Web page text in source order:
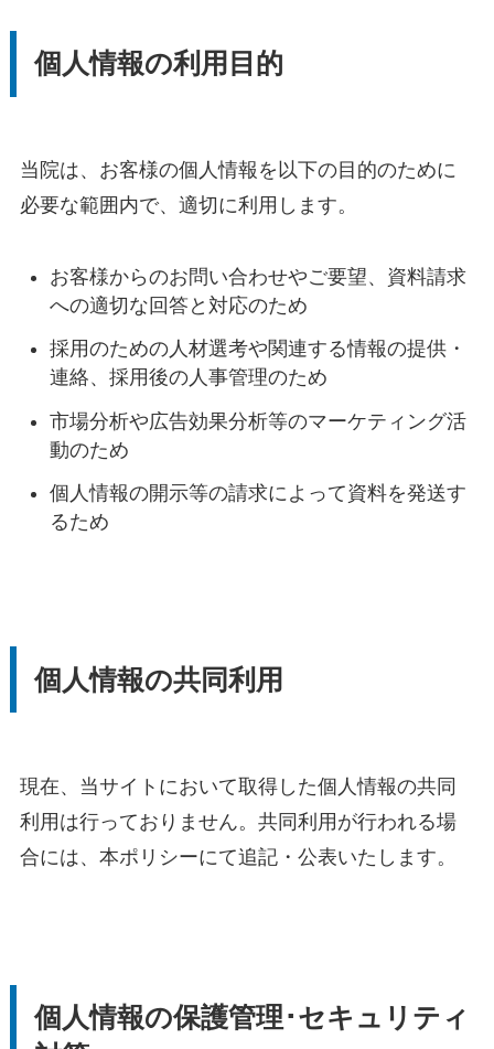
個人情報の利用目的
当院は、お客様の個人情報を以下の目的のために
必要な範囲内で、適切に利用します。
お客様からのお問い合わせやご要望、資料請求
への適切な回答と対応のため
採用のための人材選考や関連する情報の提供・
連絡、採用後の人事管理のため
市場分析や広告効果分析等のマーケティング活
動のため
個人情報の開示等の請求によって資料を発送す
るため
個人情報の共同利用
現在、当サイトにおいて取得した個人情報の共同
利用は行っておりません。共同利用が行われる場
合には、本ポリシーにて追記・公表いたします。
個人情報の保護管理･セキュリティ